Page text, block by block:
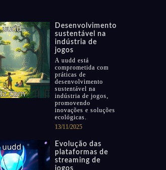
Desenvolvimento
sustentável na
indústria de
jogos
A uudd está
comprometida com
práticas de
desenvolvimento
sustentável na
indústria de jogos,
promovendo
inovações e soluções
ecológicas.
13/11/2025
Evolução das
plataformas de
streaming de
jogos